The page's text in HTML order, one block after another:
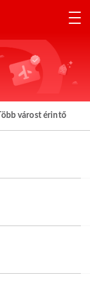
Több várost érintő